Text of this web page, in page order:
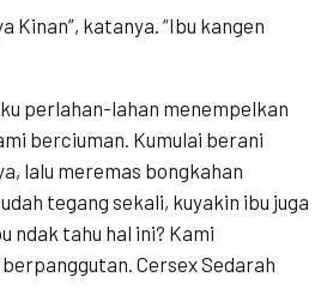
Kinan”, katanya. “Ibu kangen
perlahan-lahan menempelkan
berciuman. Kumulai berani
lalu meremas bongkahan
tegang sekali, kuyakin ibu juga
ndak tahu hal ini? Kami
Cersex Sedarah